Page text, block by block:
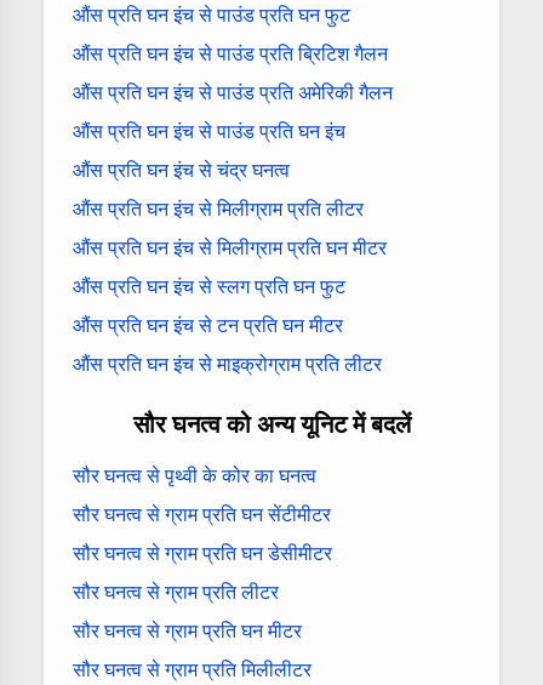
औंस प्रति घन इंच से पाउंड प्रति घन फुट
औंस प्रति घन इंच से पाउंड प्रति ब्रिटिश गैलन
औंस प्रति घन इंच से पाउंड प्रति अमेरिकी गैलन
औंस प्रति घन इंच से पाउंड प्रति घन इंच
औंस प्रति घन इंच से चंद्र घनत्व
औंस प्रति घन इंच से मिलीग्राम प्रति लीटर
औंस प्रति घन इंच से मिलीग्राम प्रति घन मीटर
औंस प्रति घन इंच से स्लग प्रति घन फुट
औंस प्रति घन इंच से टन प्रति घन मीटर
औंस प्रति घन इंच से माइक्रोग्राम प्रति लीटर
सौर घनत्व को अन्य यूनिट में बदलें
सौर घनत्व से पृथ्वी के कोर का घनत्व
सौर घनत्व से ग्राम प्रति घन सेंटीमीटर
सौर घनत्व से ग्राम प्रति घन डेसीमीटर
सौर घनत्व से ग्राम प्रति लीटर
सौर घनत्व से ग्राम प्रति घन मीटर
सौर घनत्व से ग्राम प्रति मिलीलीटर